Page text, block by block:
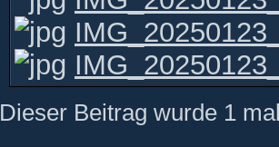
Dieser Beitrag wurde 1